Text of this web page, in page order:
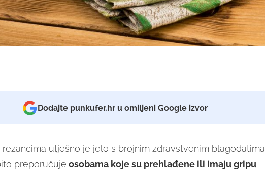
Dodajte punkufer.hr u omiljeni Google izvor
rezancima utješno je jelo s brojnim zdravstvenim blagodatima
preporučuje osobama koje su prehlađene ili imaju gripu.